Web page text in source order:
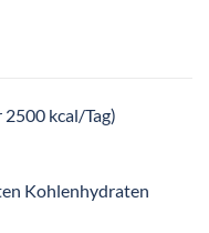
kcal/Tag)
Kohlenhydraten